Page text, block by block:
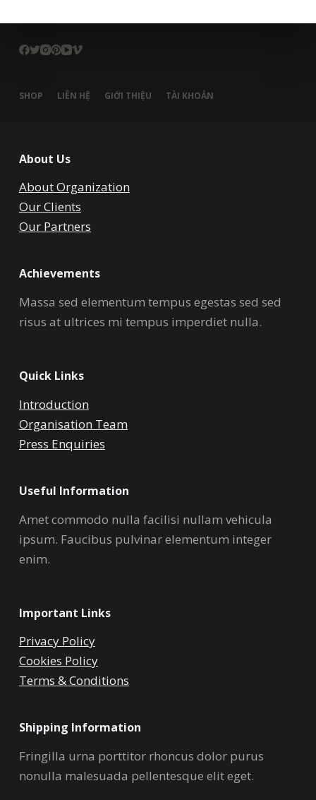
SHOP LIÊN HỆ GIỚI THIỆU TÀI KHOẢN
About Us
About Organization
Our Clients
Our Partners
Achievements
Massa sed elementum tempus egestas sed sed
risus at ultrices mi tempus imperdiet nulla.
Quick Links
Introduction
Organisation Team
Press Enquiries
Useful Information
Amet commodo nulla facilisi nullam vehicula
ipsum. Faucibus pulvinar elementum integer
enim.
Important Links
Privacy Policy
Cookies Policy
Terms & Conditions
Shipping Information
Fringilla urna porttitor rhoncus dolor purus
nonulla malesuada pellentesque elit eget.